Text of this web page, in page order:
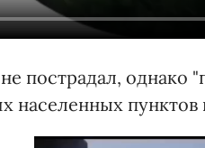
пострадал, однако
пунктов